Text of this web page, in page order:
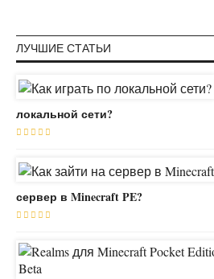
ЛУЧШИЕ СТАТЬИ
локальной сети?
сервер в Minecraft PE?